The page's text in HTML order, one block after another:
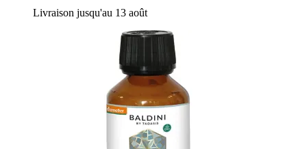
Livraison jusqu'au 13 août